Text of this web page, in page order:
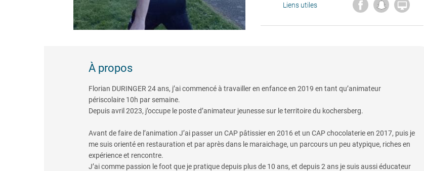
Liens utiles 
À propos
Florian DURINGER 24 ans, j’ai commencé à travailler en enfance en 2019 en tant qu’animateur
périscolaire 10h par semaine.
Depuis avril 2023, j’occupe le poste d’animateur jeunesse sur le territoire du kochersberg.
Avant de faire de l’animation J’ai passer un CAP pâtissier en 2016 et un CAP chocolaterie en 2017, puis je
me suis orienté en restauration et par après dans le maraichage, un parcours un peu atypique, riches en
expérience et rencontre.
J’ai comme passion le foot que je pratique depuis plus de 10 ans, et depuis 2 ans je suis aussi éducateur